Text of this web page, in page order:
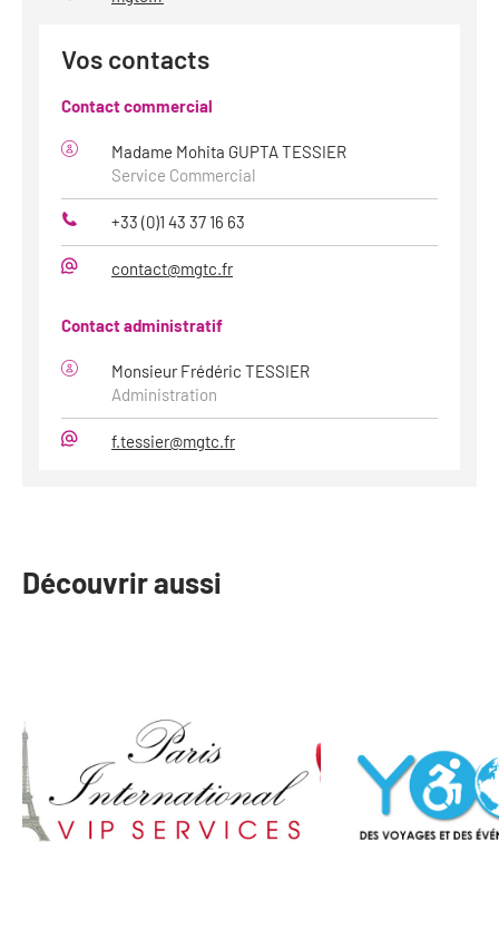
Vos contacts
Contact commercial
Madame Mohita GUPTA TESSIER
Service Commercial
Téléphone
+33 (0)1 43 37 16 63
contact@mgtc.fr
Contact administratif
Monsieur Frédéric TESSIER
Administration
f.tessier@mgtc.fr
Découvrir aussi
2
of
21